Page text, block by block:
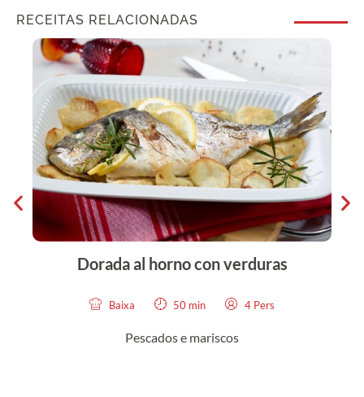
RECEITAS RELACIONADAS
Dorada al horno con verduras
Baixa 50 min 4 Pers
Pescados e mariscos